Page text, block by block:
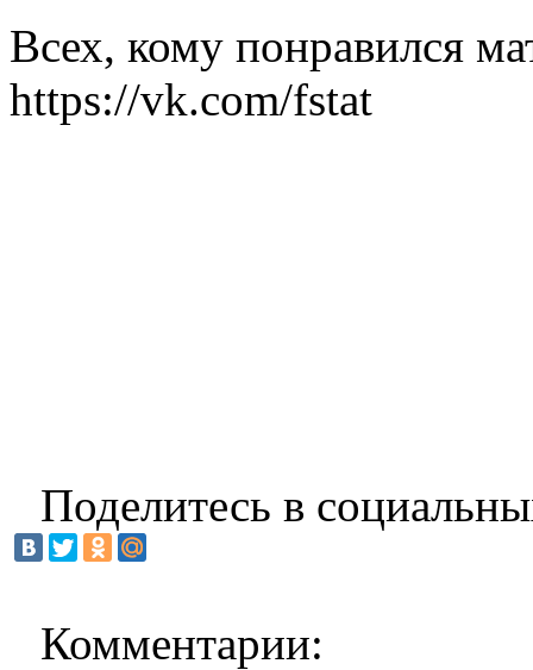
Всех, кому понравился
https://vk.com/fstat
Поделитесь в
Комментарии: